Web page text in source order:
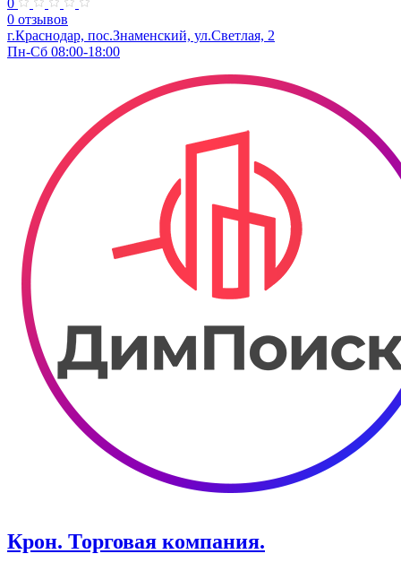
0
0 отзывов
г.Краснодар, пос.Знаменский, ул.Светлая, 2
Пн-Сб 08:00-18:00
Крон. Торговая компания.